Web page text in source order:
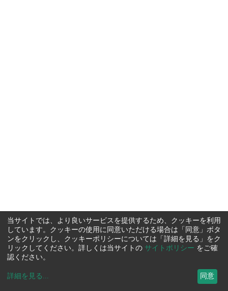
当サイトでは、より良いサービスを提供するため、クッキーを利用
しています。クッキーの使用に同意いただける場合は「同意」ボタ
ンをクリックし、クッキーポリシーについては「詳細を見る」をク
リックしてください。詳しくは当サイトの サイトポリシー をご確
認ください。
詳細を見る ... 同意